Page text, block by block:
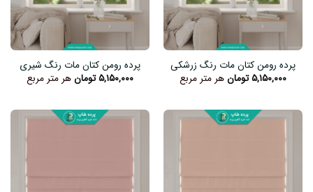
پرده رومن کتان مات رنگ زرشکی
۵,۱۵۰,۰۰۰تومانهر متر مربع
پرده رومن کتان مات رنگ شیری
۵,۱۵۰,۰۰۰تومانهر متر مربع